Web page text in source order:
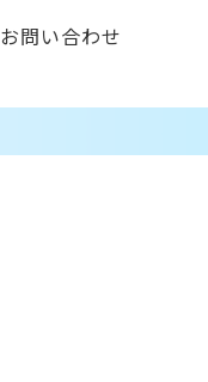
お問い合わせ